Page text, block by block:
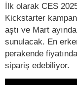
İlk olarak CES
Kickstarter
aştı ve Mart
sunulacak. En
perakende
sipariş edebiliyor.